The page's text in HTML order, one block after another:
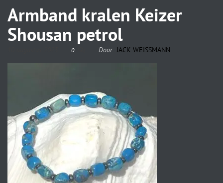
Armband kralen Keizer
Shousan petrol
0 Door JACK WEISSMANN